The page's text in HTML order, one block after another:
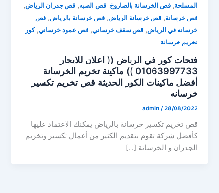
المسلحة,قص الخرسانة بالصاروخ,قص الصبه,قص جدران الرياض,
قص خرسانة,قص خرسانة الرياض,قص خرسانة بالرياض,قص
خرسانه في الرياض,قص سقف خرساني,قص عمود خرساني,كور
تخريم خرسانة
فتحات كور في الرياض (( اعلان للايجار
01063997733 )) ماكينة تخريم الخرسانة
أفضل ماكينات الكور الحديثة قص تخريم تكسير
خرسانه
admin /28/08/2022
قص تخريم تكسير خرسانة بالرياض يمكنك الاعتماد عليها
كأفضل شركة تقوم بتقديم الكثير من أعمال تكسير وتخريم
الجدران و الخرسانة […]